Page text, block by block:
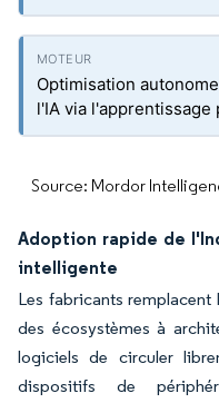
Optimisation
l'IA via
Source: Mordor
Adoption rapide de
intelligente
Les fabricants
des écosystèmes à
logiciels de circuler
dispositifs de